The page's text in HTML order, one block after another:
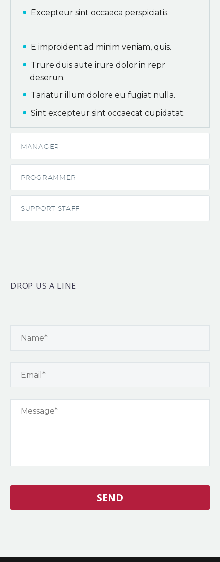
Excepteur sint occaeca perspiciatis.
E improident ad minim veniam, quis.
Trure duis aute irure dolor in repr
deserun.
Tariatur illum dolore eu fugiat nulla.
Sint excepteur sint occaecat cupidatat.
MANAGER
PROGRAMMER
SUPPORT STAFF
DROP US A LINE